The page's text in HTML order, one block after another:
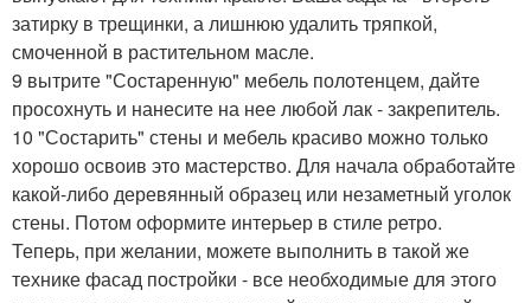
затирку в трещинки, а лишнюю удалить тряпкой,
смоченной в растительном масле.
9 вытрите "Состаренную" мебель полотенцем, дайте
просохнуть и нанесите на нее любой лак - закрепитель.
10 "Состарить" стены и мебель красиво можно только
хорошо освоив это мастерство. Для начала обработайте
какой-либо деревянный образец или незаметный уголок
стены. Потом оформите интерьер в стиле ретро.
Теперь, при желании, можете выполнить в такой же
технике фасад постройки - все необходимые для этого